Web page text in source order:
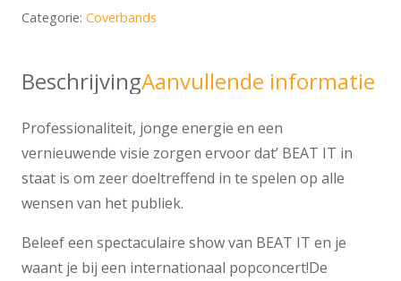
Categorie: Coverbands
BeschrijvingAanvullende informatie
Professionaliteit, jonge energie en een
vernieuwende visie zorgen ervoor dat’ BEAT IT in
staat is om zeer doeltreffend in te spelen op alle
wensen van het publiek.
Beleef een spectaculaire show van BEAT IT en je
waant je bij een internationaal popconcert!De